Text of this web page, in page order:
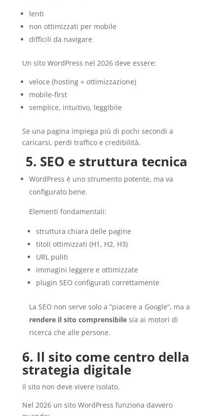
lenti
non ottimizzati per mobile
difficili da navigare
Un sito WordPress nel 2026 deve essere:
veloce (hosting + ottimizzazione)
mobile-first
semplice, intuitivo, leggibile
Se una pagina impiega più di pochi secondi a
caricarsi, perdi traffico e credibilità.
5. SEO e struttura tecnica
WordPress è uno strumento potente, ma va
configurato bene.
Elementi fondamentali:
struttura chiara delle pagine
titoli ottimizzati (H1, H2, H3)
URL puliti
immagini leggere e ottimizzate
plugin SEO configurati correttamente
La SEO non serve solo a “piacere a Google”, ma a
rendere il sito comprensibilesia ai motori di
ricerca che alle persone.
6. Il sito come centro della
strategia digitale
Il sito non deve vivere isolato.
Nel 2026 un sito WordPress funziona davvero